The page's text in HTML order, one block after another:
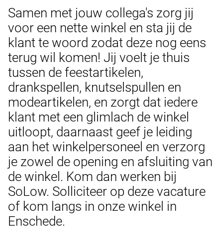
Samen met jouw collega's zorg jij
voor een nette winkel en sta jij de
klant te woord zodat deze nog eens
terug wil komen! Jij voelt je thuis
tussen de feestartikelen,
drankspellen, knutselspullen en
modeartikelen, en zorgt dat iedere
klant met een glimlach de winkel
uitloopt, daarnaast geef je leiding
aan het winkelpersoneel en verzorg
je zowel de opening en afsluiting van
de winkel. Kom dan werken bij
SoLow. Solliciteer op deze vacature
of kom langs in onze winkel in
Enschede.